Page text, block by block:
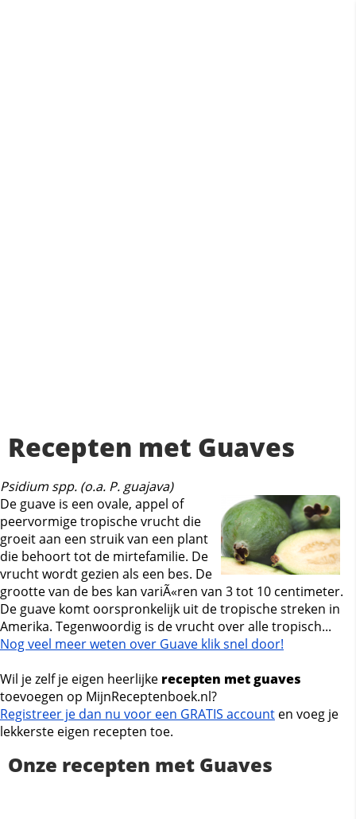
Recepten met Guaves
Psidium spp. (o.a. P. guajava)
De guave is een ovale, appel of
peervormige tropische vrucht die
groeit aan een struik van een plant
die behoort tot de mirtefamilie. De
vrucht wordt gezien als een bes. De
grootte van de bes kan variÃ«ren van 3 tot 10 centimeter.
De guave komt oorspronkelijk uit de tropische streken in
Amerika. Tegenwoordig is de vrucht over alle tropisch...
Nog veel meer weten over Guave klik snel door!
Wil je zelf je eigen heerlijke recepten met guaves
toevoegen op MijnReceptenboek.nl?
Registreer je dan nu voor een GRATIS account en voeg je
lekkerste eigen recepten toe.
Onze recepten met Guaves